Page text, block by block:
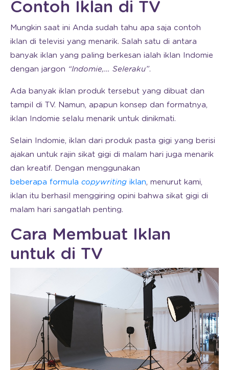
Contoh Iklan di TV
Mungkin saat ini Anda sudah tahu apa saja contoh
iklan di televisi yang menarik. Salah satu di antara
banyak iklan yang paling berkesan ialah iklan Indomie
dengan jargon “Indomie,… Seleraku”.
Ada banyak iklan produk tersebut yang dibuat dan
tampil di TV. Namun, apapun konsep dan formatnya,
iklan Indomie selalu menarik untuk dinikmati.
Selain Indomie, iklan dari produk pasta gigi yang berisi
ajakan untuk rajin sikat gigi di malam hari juga menarik
dan kreatif. Dengan menggunakan
beberapa formula copywriting iklan, menurut kami,
iklan itu berhasil menggiring opini bahwa sikat gigi di
malam hari sangatlah penting.
Cara Membuat Iklan
untuk di TV